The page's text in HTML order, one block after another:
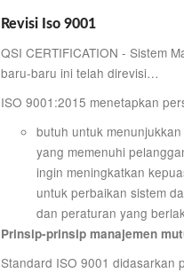
Revisi Iso 9001
QSI CERTIFICATION - Sistem
baru-baru ini telah direvisi…
ISO 9001:2015 menetapkan
butuh untuk
yang memenuhi
ingin meningkatkan
untuk perbaikan sistem
dan peraturan yang
Prinsip-prinsip manajemen
Standard ISO 9001 didasarkan